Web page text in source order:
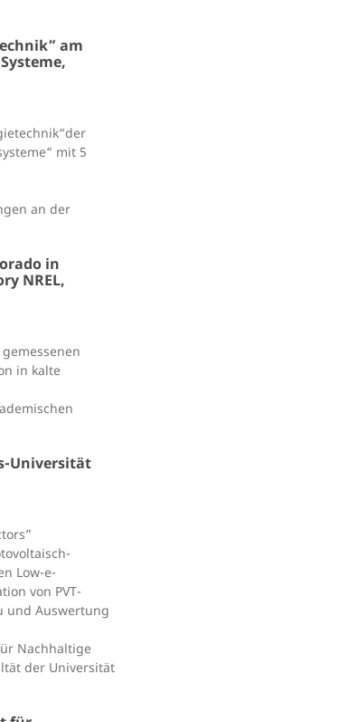
am
mit 5
an der
in
NREL,
in kalte
Universität
Low-e-
von PVT-
und Auswertung
Nachhaltige
der Universität